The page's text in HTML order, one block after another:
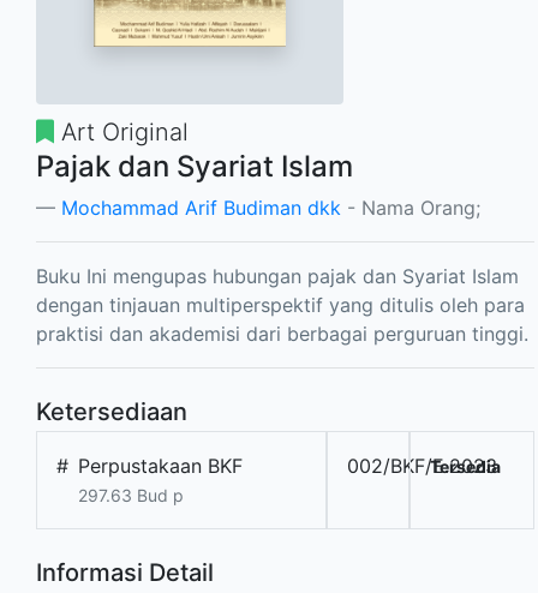
Art Original
Pajak dan Syariat Islam
Mochammad Arif Budiman dkk - Nama Orang;
Buku Ini mengupas hubungan pajak dan Syariat Islam
dengan tinjauan multiperspektif yang ditulis oleh para
praktisi dan akademisi dari berbagai perguruan tinggi.
Ketersediaan
# Perpustakaan BKF
297.63 Bud p
002/BKF/E.2023
Tersedia
Informasi Detail